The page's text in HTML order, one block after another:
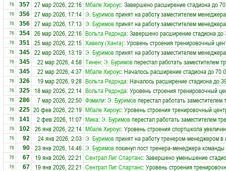
76 357 27 мар 2026, 22:16 Мбале Хироус: Завершено расширение стадиона до
76 356 27 мар 2026, 17:14 Э. Буримовпринят на работу заместителем
76 356 27 мар 2026, 17:13 Э. Буримовпринят на работу заместителем
76 354 26 мар 2026, 22:16 Вольта Редонда: Завершено расширение стадиона до
76 351 25 мар 2026, 22:15 Хавелу (Ханга): Уровень строения тренировочный
76 345 22 мар 2026, 13:19 Э. Буримовпринят на работу заместителем
76 345 22 мар 2026, 4:58 Тинен: Э. Буримовперестал работать заместителем
76 345 22 мар 2026, 4:37 Мбале Хироус: Началось расширение стадиона до 70
76 326 19 мар 2026, 9:28 Вольта Редонда: Началось расширение стадиона до
76 325 18 мар 2026, 22:14 Вольта Редонда: Уровень строения тренировочный
76 286 7 мар 2026, 22:50 Фэмили: Э. Буримовперестал работать
76 225 20 фев 2026, 22:19 Мбале Хироус: Уровень строения тренировочный
76 141 2 фев 2026, 11:07 Мика: Э. Буримовперестал работать заместителем
76 102 26 янв 2026, 22:14 Мбале Хироус: Уровень строения спортшкола
76 92 24 янв 2026, 2:03 Э. Буримовпринят на работу тренером-менеджером
76 90 23 янв 2026, 14:46 Э. Буримовпокинул пост тренера-менеджера команды
76 67 19 янв 2026, 22:21 Сентрал Лиг Спартанс: Завершено уменьшение
76 67 19 янв 2026, 22:21 Сентрал Лиг Спартанс: Уровень строения